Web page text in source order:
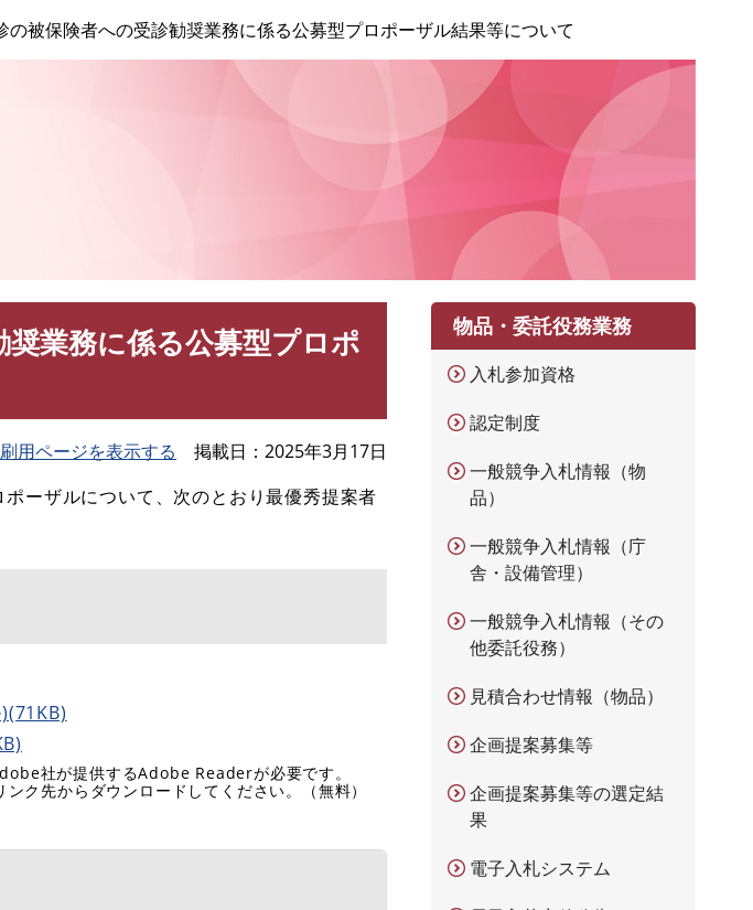
の被保険者への受診勧奨業務に係る公募型プロポーザル結果等について
業務に係る公募型プロポ
用ページを表示する 掲載日
2025年3月17日
ーザルについて、次のとおり最優秀提案者
社が提供するAdobe Readerが必要です。
ク先からダウンロードしてください。（無料）
物品・委託役務業務
入札参加資格
認定制度
一般競争入札情報（物
品）
一般競争入札情報（庁
舎・設備管理）
一般競争入札情報（その
他委託役務）
見積合わせ情報（物品）
企画提案募集等
企画提案募集等の選定結
果
電子入札システム